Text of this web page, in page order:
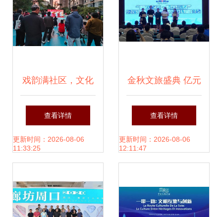
戏韵满社区，文化
润民心——薛城区
凯润社区“一村一年
满举办
查看详情
更新时间：2026-08-06
11:33:25
金秋文旅盛典 亿元
红包惠及京津冀，
文化艺术交流共谱
查看详情
更新时间：2026-08-06
12:11:47